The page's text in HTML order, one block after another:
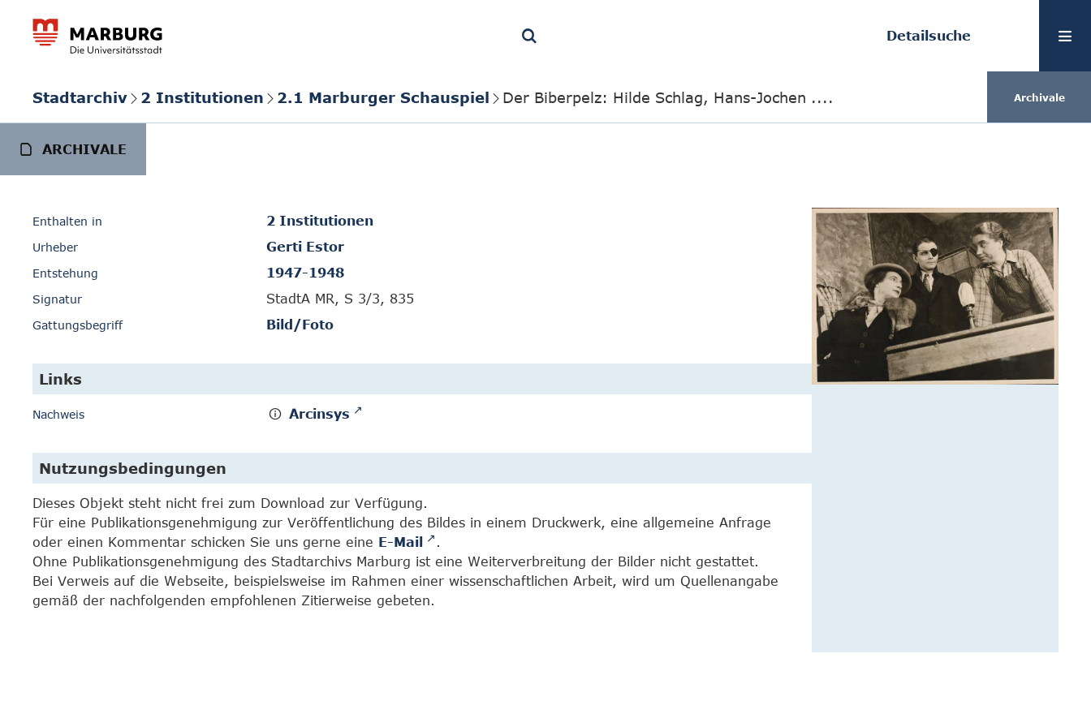
Detailsuche
Stadtarchiv 2 Institutionen 2.1 Marburger Schauspiel Der Biberpelz: Hilde Schlag, Hans-Jochen .... Archivale
ARCHIVALE
Enthalten in 2 Institutionen
Urheber Gerti Estor
Entstehung 1947-1948
Signatur StadtA MR, S 3/3, 835
Gattungsbegriff Bild/Foto
Links
Nachweis Arcinsys
Nutzungsbedingungen
Dieses Objekt steht nicht frei zum Download zur Verfügung.
Für eine Publikationsgenehmigung zur Veröffentlichung des Bildes in einem Druckwerk, eine allgemeine Anfrage
oder einen Kommentar schicken Sie uns gerne eine E-Mail
.
Ohne Publikationsgenehmigung des Stadtarchivs Marburg ist eine Weiterverbreitung der Bilder nicht gestattet.
Bei Verweis auf die Webseite, beispielsweise im Rahmen einer wissenschaftlichen Arbeit, wird um Quellenangabe
gemäß der nachfolgenden empfohlenen Zitierweise gebeten.